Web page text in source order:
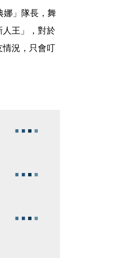
娜」隊長，舞
王」，對於
況，只會叮